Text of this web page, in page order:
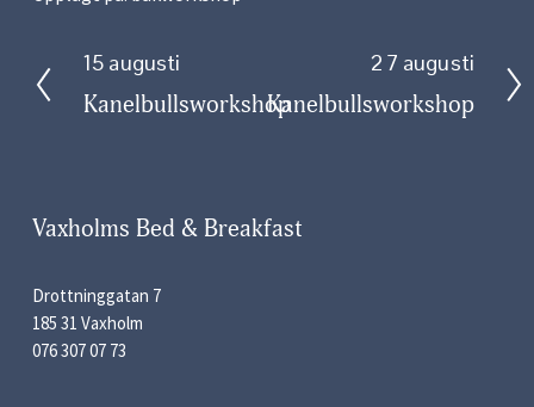
F
ö
d
e
15 augusti
Kanelbullsworkshop
ä
27 augusti
Kanelbullsworkshop
Vaxholms Bed & Breakfast
Drottninggatan 7
185 31 Vaxholm
076 307 07 73